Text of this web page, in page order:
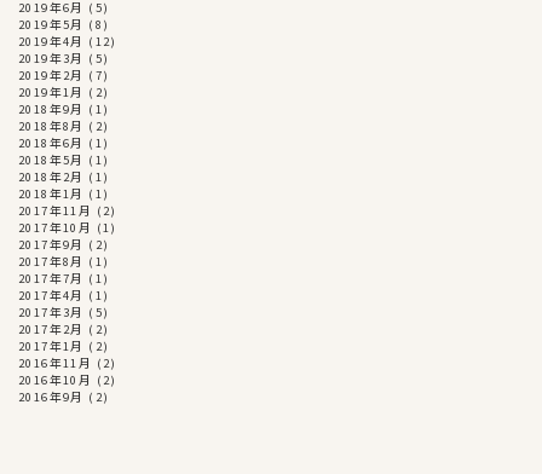
2019年6月 (5)
2019年5月 (8)
2019年4月 (12)
2019年3月 (5)
2019年2月 (7)
2019年1月 (2)
2018年9月 (1)
2018年8月 (2)
2018年6月 (1)
2018年5月 (1)
2018年2月 (1)
2018年1月 (1)
2017年11月 (2)
2017年10月 (1)
2017年9月 (2)
2017年8月 (1)
2017年7月 (1)
2017年4月 (1)
2017年3月 (5)
2017年2月 (2)
2017年1月 (2)
2016年11月 (2)
2016年10月 (2)
2016年9月 (2)